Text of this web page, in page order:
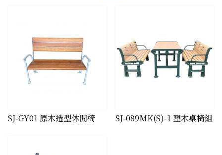
SJ-GY01 原木造型休閒椅 SJ-089MK(S)-1 塑木桌椅組